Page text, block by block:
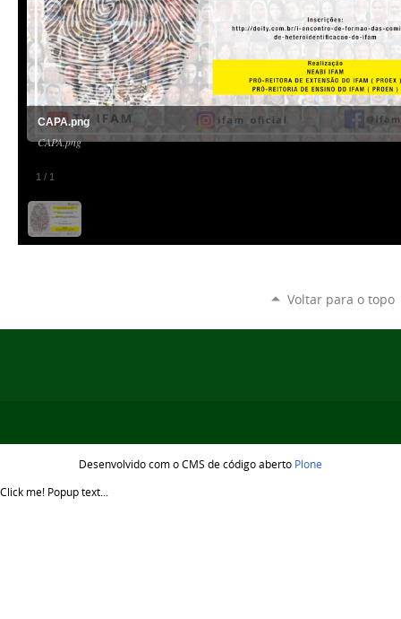
1 / 1
CAPA.png
CAPA.png
Voltar para o topo
Desenvolvido com o CMS de código aberto Plone
Click me! Popup text...